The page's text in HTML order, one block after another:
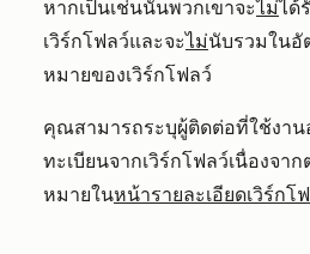
หากเป็นเช่นนั้นพวกเขาจะไม่ได้
เวิร์กโฟลว์และจะไม่นับรวมในอั
หมายของเวิร์กโฟลว์
คุณสามารถระบุผู้ติดต่อที่ใช้งาน
ทะเบียนจากเวิร์กโฟลว์เนื่องจา
หมายในหน้ารายละเอียดเวิร์กโ